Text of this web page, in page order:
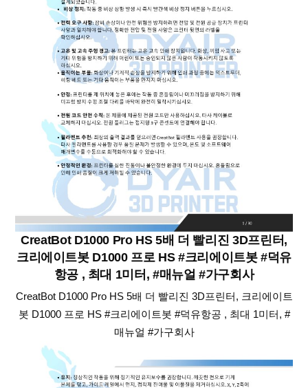
CreatBot D1000 Pro HS 5배 더 빨리진 3D프린터,
크리에이트봇 D1000 프로 HS #크리에이트봇 #덕유
항공 , 최대 1미터, #매뉴얼 #가구회사
CreatBot D1000 Pro HS 5배 더 빨리진 3D프린터, 크리에이트
봇 D1000 프로 HS #크리에이트봇 #덕유항공 , 최대 1미터, #
매뉴얼 #가구회사